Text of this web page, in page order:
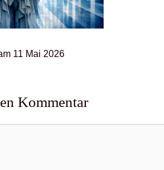
11 Mai 2026
Kommentar